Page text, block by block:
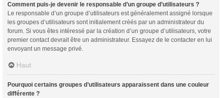
Comment puis-je devenir le responsable d’un groupe d’utilisateurs ?
Le responsable d’un groupe d’utilisateurs est généralement assigné lorsque
les groupes d’utilisateurs sont initialement créés par un administrateur du
forum. Si vous êtes intéressé par la création d’un groupe d’utilisateurs, votre
premier contact devrait être un administrateur. Essayez de le contacter en lui
envoyant un message privé.
Haut
Pourquoi certains groupes d’utilisateurs apparaissent dans une couleur
différente ?